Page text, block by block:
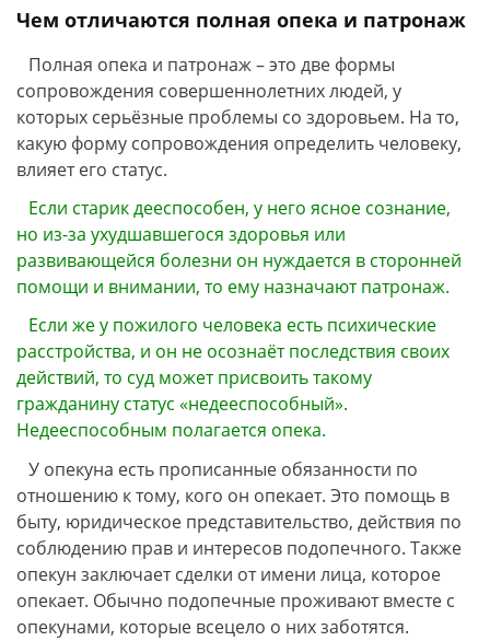
Чем отличаются полная опека и патронаж
Полная опека и патронаж – это две формы
сопровождения совершеннолетних людей, у
которых серьёзные проблемы со здоровьем. На то,
какую форму сопровождения определить человеку,
влияет его статус.
Если старик дееспособен, у него ясное сознание,
но из-за ухудшавшегося здоровья или
развивающейся болезни он нуждается в сторонней
помощи и внимании, то ему назначают патронаж.
Если же у пожилого человека есть психические
расстройства, и он не осознаёт последствия своих
действий, то суд может присвоить такому
гражданину статус «недееспособный».
Недееспособным полагается опека.
У опекуна есть прописанные обязанности по
отношению к тому, кого он опекает. Это помощь в
быту, юридическое представительство, действия по
соблюдению прав и интересов подопечного. Также
опекун заключает сделки от имени лица, которое
опекает. Обычно подопечные проживают вместе с
опекунами, которые всецело о них заботятся.